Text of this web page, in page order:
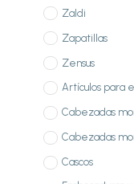
Zaldi
Zapatillas
Zensus
Artículos para
Cabezadas
Cabezadas
Cascos